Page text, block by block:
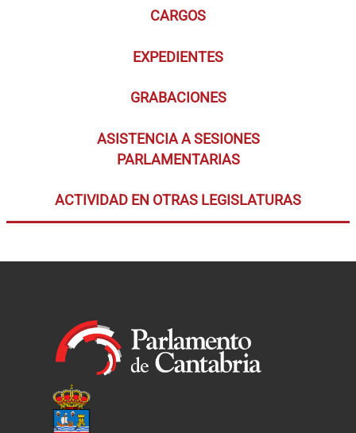
CARGOS
EXPEDIENTES
GRABACIONES
ASISTENCIA A SESIONES
PARLAMENTARIAS
ACTIVIDAD EN OTRAS LEGISLATURAS